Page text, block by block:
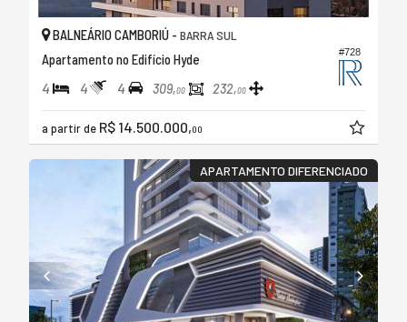
#728
BALNEÁRIO CAMBORIÚ - BARRA SUL
Apartamento no Edifício Hyde
4 4 4 309,00 232,00
a partir de R$ 14.500.000,00
APARTAMENTO DIFERENCIADO